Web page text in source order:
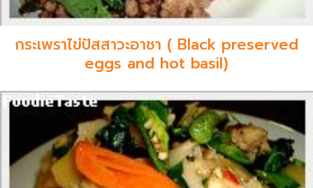
กระเพราไข่ปัสสาวะอาชา ( Black preserved
eggs and hot basil)